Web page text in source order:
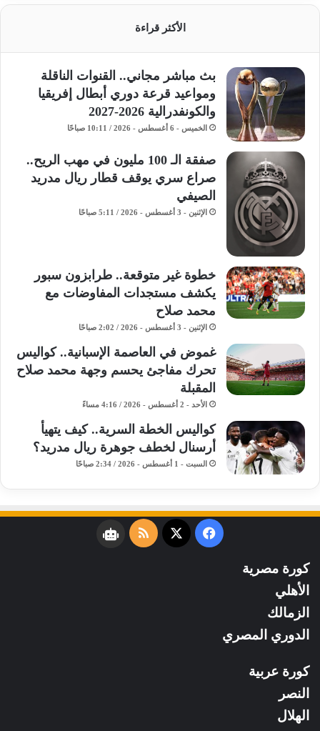
الأكثر قراءة
بث مباشر مجاني.. القنوات الناقلة
ومواعيد قرعة دوري أبطال إفريقيا
والكونفدرالية 2026-2027
الخميس - 6 أغسطس - 2026 / 10:11 صباحًا
صفقة الـ 100 مليون في مهب الريح..
صراع سري يوقف قطار ريال مدريد
الصيفي
الإثنين - 3 أغسطس - 2026 / 5:11 صباحًا
خطوة غير متوقعة.. طرابزون سبور
يكشف مستجدات المفاوضات مع
محمد صلاح
الإثنين - 3 أغسطس - 2026 / 2:02 صباحًا
غموض في العاصمة الإسبانية.. كواليس
تحرك مفاجئ يحسم وجهة محمد صلاح
المقبلة
الأحد - 2 أغسطس - 2026 / 4:16 مساءً
كواليس الخطة السرية.. كيف يتهيأ
أرسنال لخطف جوهرة ريال مدريد؟
السبت - 1 أغسطس - 2026 / 2:34 صباحًا
فيسبوك
‫X
ملخصنبض
كورة مصرية
الأهلي
الزمالك
الدوري المصري
كورة عربية
النصر
الهلال